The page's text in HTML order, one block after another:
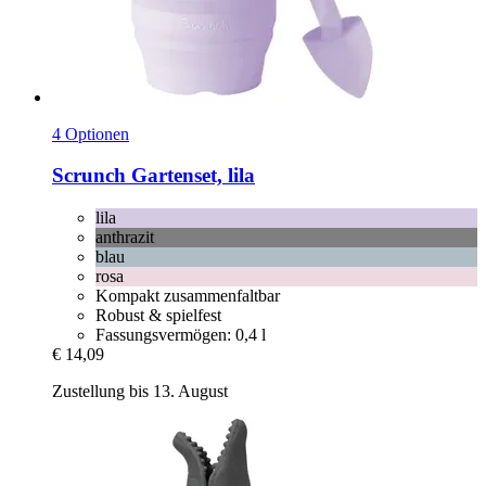
4 Optionen
Scrunch Gartenset, lila
lila
anthrazit
blau
rosa
Kompakt zusammenfaltbar
Robust & spielfest
Fassungsvermögen: 0,4 l
€ 14,09
Zustellung bis 13. August